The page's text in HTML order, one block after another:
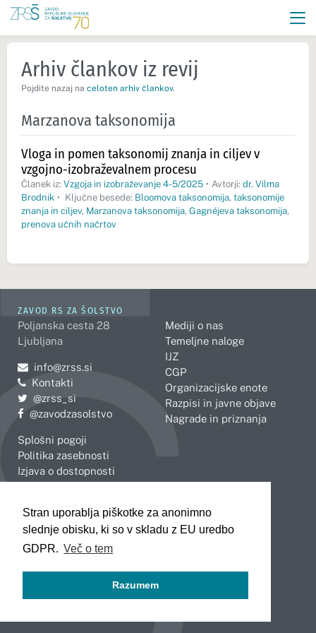
Stran uporablja piškotke za anonimno
slednje obisku, ki so v skladu z EU uredbo
GDPR. Več o tem
Razumem
Arhiv člankov iz revij
Pojdite nazaj na celoten arhiv člankov.
Marzanova taksonomija
Vloga in pomen taksonomij znanja in ciljev v
vzgojno-izobraževalnem procesu
Članek iz: Vzgoja in izobraževanje 4-5/2025 • Avtorji: dr. Vilma
Brodnik • Ključne besede: Bloomova taksonomija, taksonomije
znanja in ciljev, Marzanova taksonomija, Gagnéjeva taksonomija,
prenova učnih načrtov
ZAVOD RS ZA ŠOLSTVO
Poljanska cesta 28
Ljubljana
Pošljite e-mail na
info@zrss.si
Kontakti
Pojdite na Twitter:
@zrss_si
Pojdite na Facebook:
@zavodzasolstvo
Splošni pogoji
Politika zasebnosti
Izjava o dostopnosti
Mediji o nas
Temeljne naloge
IJZ
CGP
Organizacijske enote
Razpisi in javne objave
Nagrade in priznanja
Celje
Koper
Kranj
Novo mesto
Slovenj Gradec